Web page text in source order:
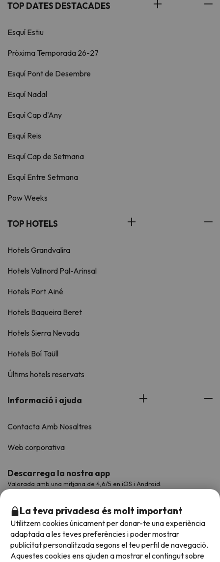
TOP DATES DESTACADES
Esquí Estiu
Pròxima Temporada 26-27
Esquí Pont de Desembre
Esquí Nadal
Esquí Cap d'Any
Esquí Reis
Esquí Cap de Setmana
Esquí Entre Setmana
Pow Weeks
TOP HOTELS
Hotels Grandvalira
Hotels Vallnord Pal-Arinsal
Hotels Port Ainé
Hotels Baqueira Beret
Hotels Sierra Nevada
Hotels Boí Taüll
Últims hotels reservats
Informació i ajuda
Contacta Amb Nosaltres
Web corporativa
Descarrega la nostra app
Valorada amb una mitjana de 4,6/5 en iOS i Android.
La teva privadesa és molt important
Utilitzem cookies únicament per donar-te una experiència
adaptada a les teves preferències i poder mostrar
publicitat personalitzada segons el teu perfil de navegació.
Aquestes cookies ens ajuden a mostrar el contingut sobre